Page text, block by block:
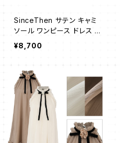
SinceThen サテン キャミ
ソール ワンピース ドレス エ
レガント
¥8,700